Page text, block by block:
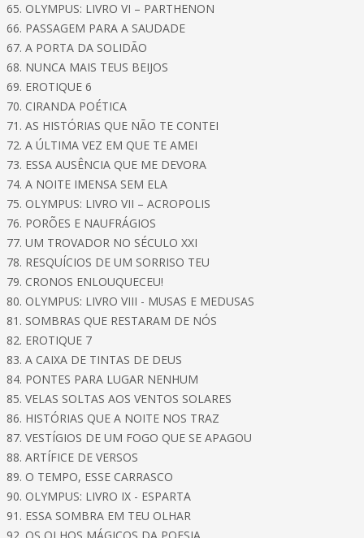
65. OLYMPUS: LIVRO VI – PARTHENON
66. PASSAGEM PARA A SAUDADE
67. A PORTA DA SOLIDÃO
68. NUNCA MAIS TEUS BEIJOS
69. EROTIQUE 6
70. CIRANDA POÉTICA
71. AS HISTÓRIAS QUE NÃO TE CONTEI
72. A ÚLTIMA VEZ EM QUE TE AMEI
73. ESSA AUSÊNCIA QUE ME DEVORA
74. A NOITE IMENSA SEM ELA
75. OLYMPUS: LIVRO VII – ACROPOLIS
76. PORÕES E NAUFRÁGIOS
77. UM TROVADOR NO SÉCULO XXI
78. RESQUÍCIOS DE UM SORRISO TEU
79. CRONOS ENLOUQUECEU!
80. OLYMPUS: LIVRO VIII - MUSAS E MEDUSAS
81. SOMBRAS QUE RESTARAM DE NÓS
82. EROTIQUE 7
83. A CAIXA DE TINTAS DE DEUS
84. PONTES PARA LUGAR NENHUM
85. VELAS SOLTAS AOS VENTOS SOLARES
86. HISTÓRIAS QUE A NOITE NOS TRAZ
87. VESTÍGIOS DE UM FOGO QUE SE APAGOU
88. ARTÍFICE DE VERSOS
89. O TEMPO, ESSE CARRASCO
90. OLYMPUS: LIVRO IX - ESPARTA
91. ESSA SOMBRA EM TEU OLHAR